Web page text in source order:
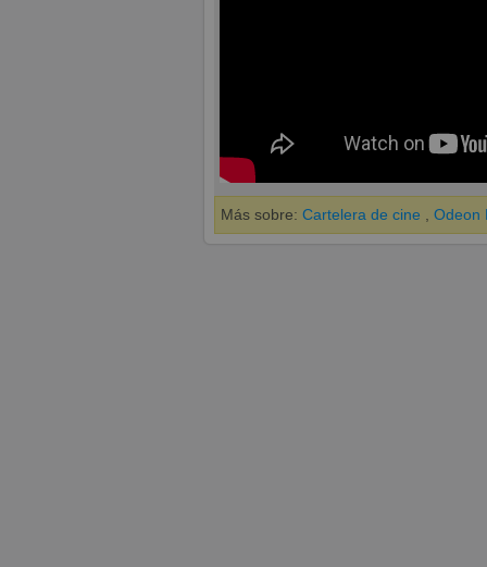
Más sobre: Cartelera de cine Odeon